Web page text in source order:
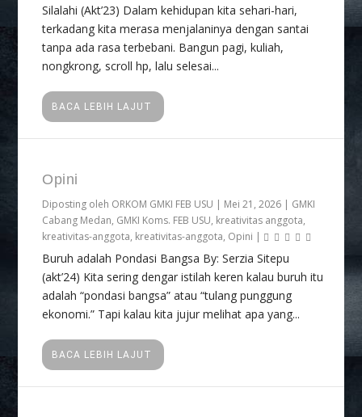
Silalahi (Akt’23) Dalam kehidupan kita sehari-hari,
terkadang kita merasa menjalaninya dengan santai
tanpa ada rasa terbebani. Bangun pagi, kuliah,
nongkrong, scroll hp, lalu selesai...
BACA LEBIH LAJUT
Opini
Diposting oleh ORKOM GMKI FEB USU | Mei 21, 2026 | GMKI
Cabang Medan, GMKI Koms. FEB USU, kreativitas anggota,
kreativitas-anggota, kreativitas-anggota, Opini |
Buruh adalah Pondasi Bangsa By: Serzia Sitepu
(akt’24) Kita sering dengar istilah keren kalau buruh itu
adalah “pondasi bangsa” atau “tulang punggung
ekonomi.” Tapi kalau kita jujur melihat apa yang...
BACA LEBIH LAJUT